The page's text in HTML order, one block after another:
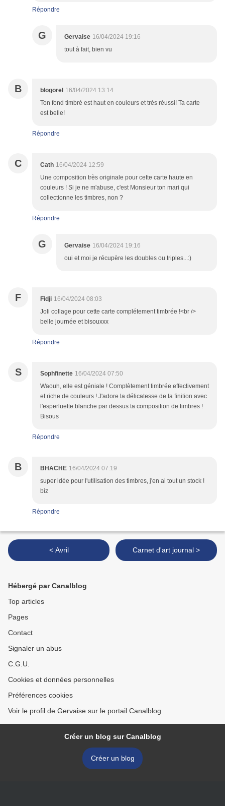
Répondre
G Gervaise 16/04/2024 19:16
tout à fait, bien vu
B blogorel 16/04/2024 13:14
Ton fond timbré est haut en couleurs et très réussi! Ta carte
est belle!
Répondre
C Cath 16/04/2024 12:59
Une composition très originale pour cette carte haute en
couleurs ! Si je ne m'abuse, c'est Monsieur ton mari qui
collectionne les timbres, non ?
Répondre
G Gervaise 16/04/2024 19:16
oui et moi je récupère les doubles ou triples...:)
F Fidji 16/04/2024 08:03
Joli collage pour cette carte complétement timbrée !<br />
belle journée et bisouxxx
Répondre
S Sophfinette 16/04/2024 07:50
Waouh, elle est géniale ! Complètement timbrée effectivement
et riche de couleurs ! J'adore la délicatesse de la finition avec
l'esperluette blanche par dessus ta composition de timbres !
Bisous
Répondre
B BHACHE 16/04/2024 07:19
super idée pour l'utilisation des timbres, j'en ai tout un stock !
biz
Répondre
< Avril Carnet d'art journal >
Hébergé par Canalblog
Top articles
Pages
Contact
Signaler un abus
C.G.U.
Cookies et données personnelles
Préférences cookies
Voir le profil de Gervaise sur le portail Canalblog
Créer un blog sur Canalblog
Créer un blog